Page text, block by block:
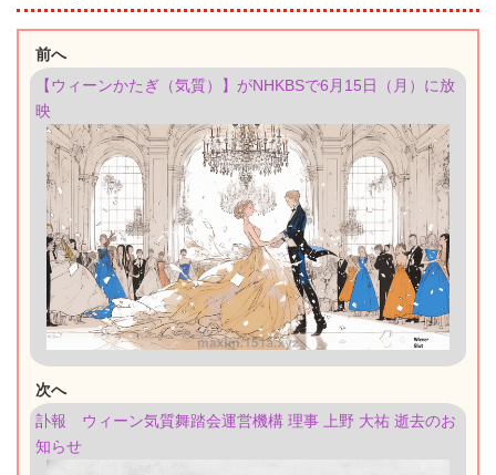
前へ
【ウィーンかたぎ（気質）】がNHKBSで6月15日（月）に放
映
次へ
訃報 ウィーン気質舞踏会運営機構 理事 上野 大祐 逝去のお
知らせ